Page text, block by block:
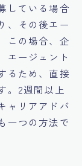
している場合
、その後エー
この場合、企
エージェント
るため、直接
。2週間以上
ャリアアドバ
一つの方法で